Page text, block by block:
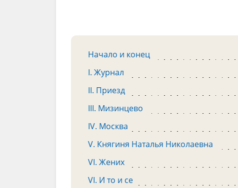
Начало и конец
I. Журнал
II. Приезд
III. Мизинцево
IV. Москва
V. Княгиня Наталья Николаевна
VI. Жених
VI. И то и се